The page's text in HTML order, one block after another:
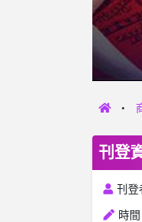
刊登
刊登
時